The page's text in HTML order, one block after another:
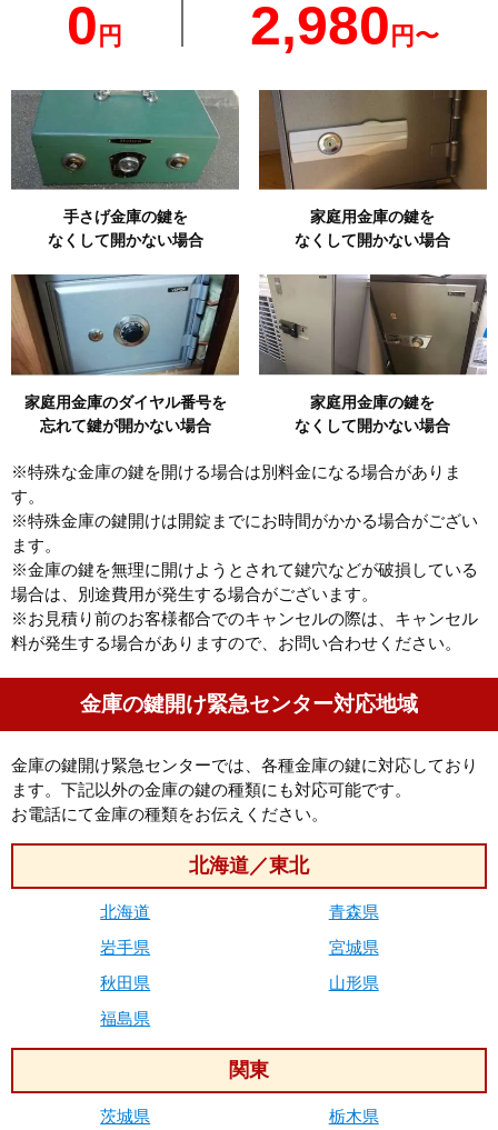
0 円 2,980 円〜
手さげ金庫の鍵を
なくして開かない場合
家庭用金庫の鍵を
なくして開かない場合
家庭用金庫のダイヤル番号を
忘れて鍵が開かない場合
家庭用金庫の鍵を
なくして開かない場合
※特殊な金庫の鍵を開ける場合は別料金になる場合がありま
す。
※特殊金庫の鍵開けは開錠までにお時間がかかる場合がござい
ます。
※金庫の鍵を無理に開けようとされて鍵穴などが破損している
場合は、別途費用が発生する場合がございます。
※お見積り前のお客様都合でのキャンセルの際は、キャンセル
料が発生する場合がありますので、お問い合わせください。
金庫の鍵開け緊急センター対応地域
金庫の鍵開け緊急センターでは、各種金庫の鍵に対応しており
ます。下記以外の金庫の鍵の種類にも対応可能です。
お電話にて金庫の種類をお伝えください。
北海道／東北
北海道
青森県
岩手県
宮城県
秋田県
山形県
福島県
関東
茨城県
栃木県